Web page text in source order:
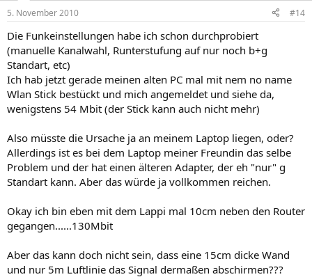
5. November 2010 #14
Die Funkeinstellungen habe ich schon durchprobiert
(manuelle Kanalwahl, Runterstufung auf nur noch b+g
Standart, etc)
Ich hab jetzt gerade meinen alten PC mal mit nem no name
Wlan Stick bestückt und mich angemeldet und siehe da,
wenigstens 54 Mbit (der Stick kann auch nicht mehr)
Also müsste die Ursache ja an meinem Laptop liegen, oder?
Allerdings ist es bei dem Laptop meiner Freundin das selbe
Problem und der hat einen älteren Adapter, der eh "nur" g
Standart kann. Aber das würde ja vollkommen reichen.
Okay ich bin eben mit dem Lappi mal 10cm neben den Router
gegangen......130Mbit
Aber das kann doch nicht sein, dass eine 15cm dicke Wand
und nur 5m Luftlinie das Signal dermaßen abschirmen???